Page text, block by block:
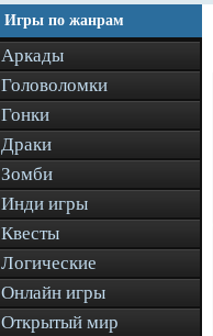
Игры по жанрам
Аркады
Головоломки
Гонки
Драки
Зомби
Инди игры
Квесты
Логические
Онлайн игры
Открытый мир